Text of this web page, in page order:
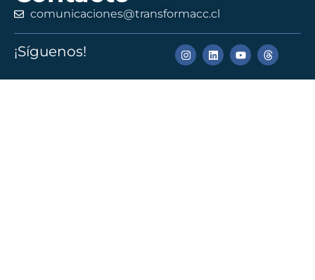
comunicaciones@transformacc.cl
¡Síguenos!